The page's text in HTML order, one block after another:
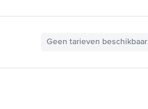
Geen tarieven beschikbaar